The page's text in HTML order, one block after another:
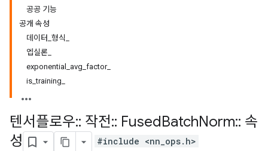
공공 기능
공개 속성
데이터_형식_
엡실론_
exponential_avg_factor_
is_training_
텐서플로우:: 작전:: FusedBatchNorm:: 속
성
#include <nn_ops.h>